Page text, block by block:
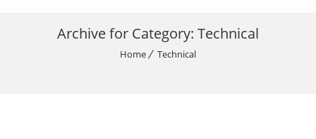
Archive for Category: Technical
Home Technical